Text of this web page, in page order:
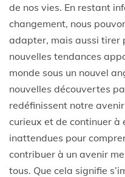
de nos vies. En restant
changement, nous
adapter, mais aussi tirer
nouvelles tendances
monde sous un nouvel
nouvelles découvertes
redéfinissent notre
curieux et de continuer à
inattendues pour
contribuer à un avenir
tous. Que cela signifie